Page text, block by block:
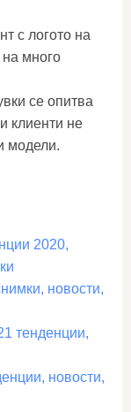
с логото на
много
се опитва
клиенти не
модели.
2020,
новости,
тенденции,
новости,